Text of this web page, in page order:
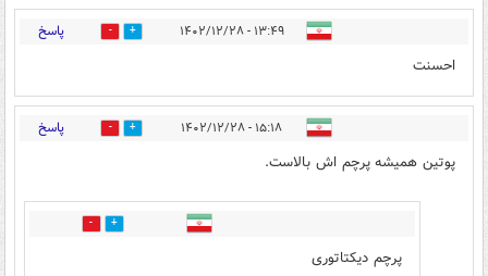
۱۳:۴۹ - ۱۴۰۲/۱۲/۲۸ 3 پاسخ
احسنت
۱۵:۱۸ - ۱۴۰۲/۱۲/۲۸ 1 پاسخ
پوتین همیشه پرچم اش بالاست.
1
پرچم دیکتاتوری